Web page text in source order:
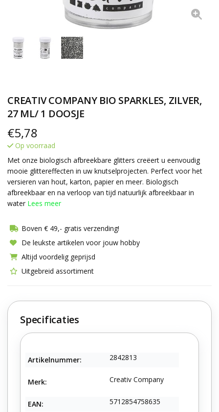
CREATIV COMPANY BIO SPARKLES, ZILVER,
27 ML/ 1 DOOSJE
€5,78
Op voorraad
Met onze biologisch afbreekbare glitters creëert u eenvoudig
mooie glittereffecten in uw knutselprojecten. Perfect voor het
versieren van hout, karton, papier en meer. Biologisch
afbreekbaar en na verloop van tijd natuurlijk afbreekbaar in
water Lees meer
Boven € 49,- gratis verzending!
De leukste artikelen voor jouw hobby
Altijd voordelig geprijsd
Uitgebreid assortiment
Specificaties
Artikelnummer: 2842813
Merk: Creativ Company
EAN: 5712854758635